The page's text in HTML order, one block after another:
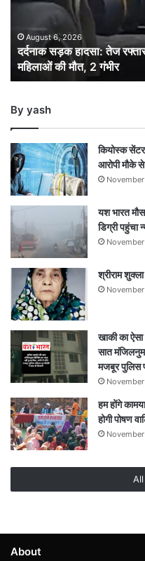
कार
ट्रक
टकराई,
2
की
गंभीर
August 6, 2026
दर्दनाक सड़क हादसा: तेज
महिलाओं की मौत, 2 गंभीर
By yash
कियोस्क
आरोपी मौके
यश भारत
डिग्री पहुंचा
श्रीराम
खाकी का ऐसा
सात
मजबूर पुलिस
हम होंगे
होगी पोषण
About